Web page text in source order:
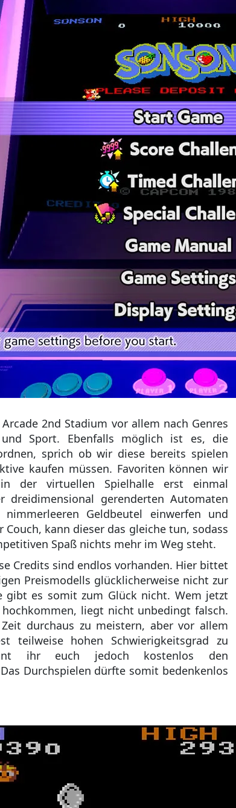
2nd Stadium vor allem nach Genres
Sport. Ebenfalls möglich ist es, die
sprich ob wir diese bereits spielen
kaufen müssen. Favoriten können wir
der virtuellen Spielhalle erst einmal
gerenderten Automaten
Geldbeutel einwerfen und
kann dieser das gleiche tun, sodass
Spaß nichts mehr im Weg steht.
Credits sind endlos vorhanden. Hier bittet
Preismodells glücklicherweise nicht zur
gibt es somit zum Glück nicht. Wem jetzt
liegt nicht unbedingt falsch.
durchaus zu meistern, aber vor allem
teilweise hohen Schwierigkeitsgrad zu
ihr euch jedoch kostenlos den
Durchspielen dürfte somit bedenkenlos